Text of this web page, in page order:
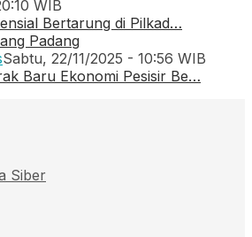
WIB
Bertarung di Pilkad…
Sabtu, 22/11/2025 - 10:56 WIB
Baru Ekonomi Pesisir Be…
Siber